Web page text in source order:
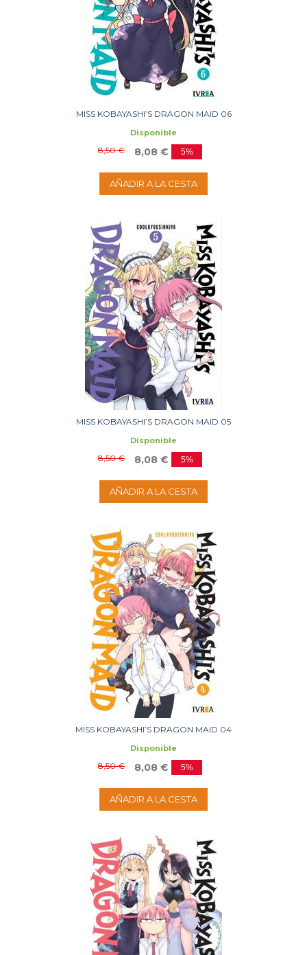
MISS KOBAYASHI’S DRAGON MAID 06
Disponible
8,50 € 8,08 € 5%
AÑADIR A LA CESTA
MISS KOBAYASHI’S DRAGON MAID 05
Disponible
8,50 € 8,08 € 5%
AÑADIR A LA CESTA
MISS KOBAYASHI’S DRAGON MAID 04
Disponible
8,50 € 8,08 € 5%
AÑADIR A LA CESTA